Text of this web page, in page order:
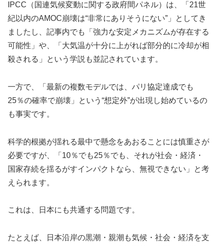
IPCC（国連気候変動に関する政府間パネル）は、「21世
紀以内のAMOC崩壊は“非常にありそうにない”」としてき
ましたし、記事内でも「強力な安定メカニズムが存在する
可能性」や、「大気温が十分に上がれば部分的に冷却が相
殺される」という学説も並記されています。
一方で、「最新の複数モデルでは、パリ協定達成でも
25％の確率で崩壊」という“想定外”が出現し始めているの
も事実です。
科学的根拠が揺れる最中で懸念をあおることには慎重さが
必要ですが、「10％でも25％でも、それが社会・経済・
国家存続を揺るがすインパクトなら、無視できない」と考
えられます。
これは、日本にも共通する問題です。
たとえば、日本沿岸の黒潮・親潮も気候・社会・経済を支